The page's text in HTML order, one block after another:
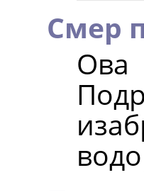
Смер
Ова